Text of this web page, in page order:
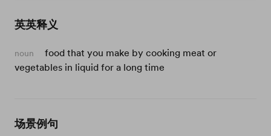
英英释义
noun
food that you make by cooking meat or
vegetables in liquid for a long time
场景例句